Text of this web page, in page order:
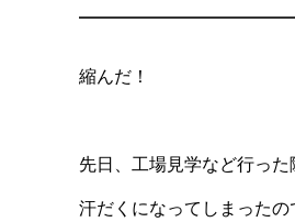
縮んだ！
先日、工場見学など行った
汗だくになってしまったの